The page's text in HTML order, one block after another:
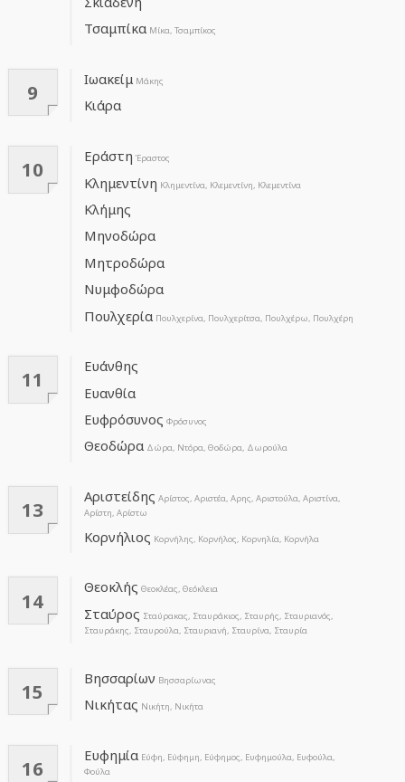
Τσαμπίκα Μίκα, Τσαμπίκος
9
Ιωακείμ Μάκης
Κιάρα
10
Εράστη Έραστος
Κλημεντίνη Κλημεντίνα, Κλεμεντίνη, Κλεμεντίνα
Κλήμης
Μηνοδώρα
Μητροδώρα
Νυμφοδώρα
Πουλχερία Πουλχερίνα, Πουλχερίτσα, Πουλχέρω, Πουλχέρη
11
Ευάνθης
Ευανθία
Ευφρόσυνος Φρόσυνος
Θεοδώρα Δώρα, Ντόρα, Θοδώρα, Δωρούλα
13
Αριστείδης Αρίστος, Αριστέα, Αρης, Αριστούλα, Αριστίνα,
Αρίστη, Αρίστω
Κορνήλιος Κορνήλης, Κορνήλος, Κορνηλία, Κορνήλα
14
Θεοκλής Θεοκλέας, Θεόκλεια
Σταύρος Σταύρακας, Σταυράκιος, Σταυρής, Σταυριανός,
Σταυράκης, Σταυρούλα, Σταυριανή, Σταυρίνα, Σταυρία
15
Βησσαρίων Βησσαρίωνας
Νικήτας Νικήτη, Νικήτα
16
Ευφημία Εύφη, Εύφημη, Εύφημος, Ευφημούλα, Ευφούλα,
Φούλα